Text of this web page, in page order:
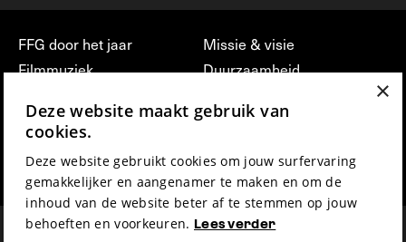
FFG door het jaar
Filmmuziek
Press & Industry
Film Fest Friends
Missie & visie
Duurzaamheid
vrijwilligerswerk bij FFG
Privacy & Disclaimer
×
Deze website maakt gebruik van
cookies.
Deze website gebruikt cookies om jouw surfervaring
gemakkelijker en aangenamer te maken en om de
inhoud van de website beter af te stemmen op jouw
behoeften en voorkeuren. Lees verder